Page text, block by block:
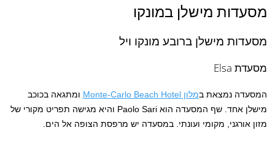
מסעדות מישלן במונקו
מסעדות מישלן ברובע מונקו ויל
מסעדת Elsa
המסעדה נמצאת במלון Monte-Carlo Beach Hotel
ומתגאה בכוכב
מישלן אחד. שף המסעדה הוא Paolo Sari והיא מגישה תפריט מקורי של
מזון אורגני, מקומי ועונתי. במסעדה יש מרפסת הצופה אל הים.